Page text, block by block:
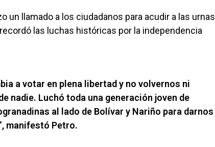
un llamado a los ciudadanos para acudir a las urnas
las luchas históricas por la independencia
a votar en plena libertad y no volvernos ni
nadie. Luchó toda una generación joven de
al lado de Bolívar y Nariño para darnos
manifestó Petro.